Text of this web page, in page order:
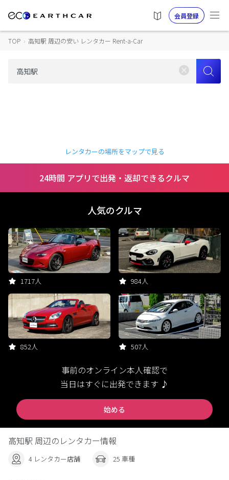
会員登録
TOP › 高知駅 周辺の安い レンタカー Rent-a-Car
レンタカーの場所をマップで見る
24時間 アプリで出発・返却できるクルマ
人気のクルマ
1717人 984人
852人 507人
事前のオンライン本人確認で
当日はすぐに出発できます ♪
始める
高知駅 周辺のレンタカー情報
4 レンタカー店舗 25 車種